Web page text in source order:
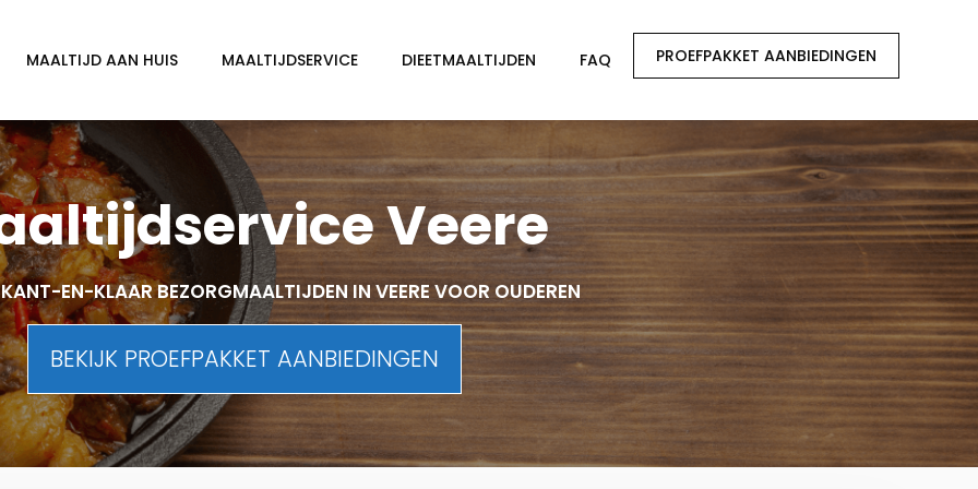
MAALTIJD AAN HUIS MAALTIJDSERVICE DIEETMAALTIJDEN FAQ PROEFPAKKET AANBIEDINGEN
Veere
EN-KLAAR BEZORGMAALTIJDEN IN VEERE VOOR OUDEREN
BEKIJK PROEFPAKKET AANBIEDINGEN